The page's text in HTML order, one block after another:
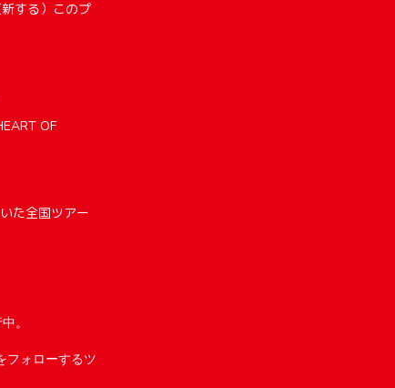
する）このプ
OF
た全国ツアー
。
フォローするツ